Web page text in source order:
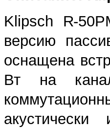
Klipsch R-
версию
оснащена
Вт на